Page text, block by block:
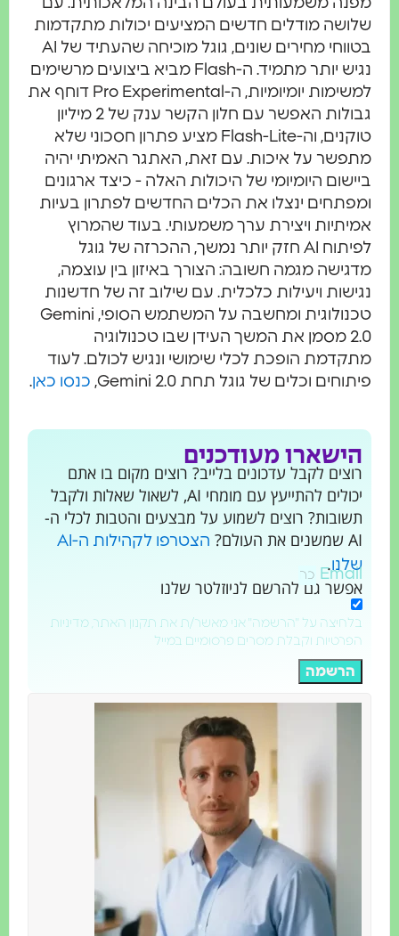
שלושה מודלים חדשים המציעים יכולות מתקדמות
בטווחי מחירים שונים, גוגל מוכיחה שהעתיד של AI
נגיש יותר מתמיד. ה-Flash מביא ביצועים מרשימים
למשימות יומיומיות, ה-Pro Experimental דוחף את
גבולות האפשר עם חלון הקשר ענק של 2 מיליון
טוקנים, וה-Flash-Lite מציע פתרון חסכוני שלא
מתפשר על איכות. עם זאת, האתגר האמיתי יהיה
ביישום היומיומי של היכולות האלה - כיצד ארגונים
ומפתחים ינצלו את הכלים החדשים לפתרון בעיות
אמיתיות ויצירת ערך משמעותי. בעוד שהמרוץ
לפיתוח AI חזק יותר נמשך, ההכרזה של גוגל
מדגישה מגמה חשובה: הצורך באיזון בין עוצמה,
נגישות ויעילות כלכלית. עם שילוב זה של חדשנות
טכנולוגית ומחשבה על המשתמש הסופי, Gemini
2.0 מסמן את המשך העידן שבו טכנולוגיה
מתקדמת הופכת לכלי שימושי ונגיש לכולם. לעוד
פיתוחים וכלים של גוגל תחת Gemini 2.0,
כנסו כאן
הישארו מעודכנים
רוצים לקבל עדכונים בלייב? רוצים מקום בו אתם
יכולים להתייעץ עם מומחי AI, לשאול שאלות ולקבל
תשובות? רוצים לשמוע על מבצעים והטבות לכלי ה-
הצטרפו לקהילות ה-AI
שלנו.
אפשר גם להרשם לניוזלטר שלנו
Email
בלחיצה על "הרשמה" אני מאשר/ת את תקנון האתר, מדיניות
הפרטיות וקבלת מסרים פרסומיים במייל
הרשמה